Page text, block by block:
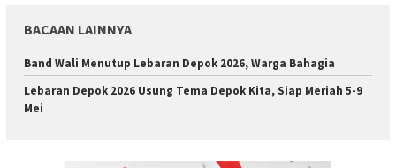
BACAAN LAINNYA
Band Wali Menutup Lebaran Depok 2026, Warga Bahagia
Lebaran Depok 2026 Usung Tema Depok Kita, Siap Meriah 5-9
Mei